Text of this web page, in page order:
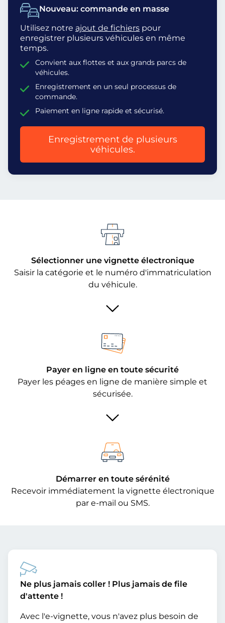
Nouveau: commande en masse
Utilisez notre ajout de fichiers pour
enregistrer plusieurs véhicules en même
temps.
Convient aux flottes et aux grands parcs de
véhicules.
Enregistrement en un seul processus de
commande.
Paiement en ligne rapide et sécurisé.
Enregistrement de plusieurs
véhicules.
Sélectionner une vignette électronique
Saisir la catégorie et le numéro d'immatriculation
du véhicule.
Payer en ligne en toute sécurité
Payer les péages en ligne de manière simple et
sécurisée.
Démarrer en toute sérénité
Recevoir immédiatement la vignette électronique
par e-mail ou SMS.
Ne plus jamais coller ! Plus jamais de file
d'attente !
Avec l'e-vignette, vous n'avez plus besoin de